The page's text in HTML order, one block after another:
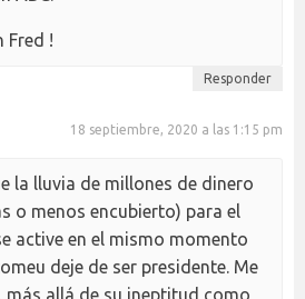
Fred !
Responder
18 septiembre, 2020 a las 1:15 pm
la lluvia de millones de dinero
o menos encubierto) para el
active en el mismo momento
deje de ser presidente. Me
más allá de su ineptitud como